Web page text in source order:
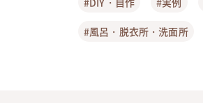
#風呂・脱衣所・洗面所